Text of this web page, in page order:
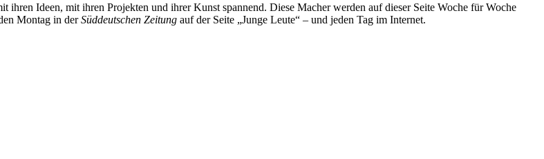
Ideen, mit ihren Projekten und ihrer Kunst spannend. Diese Macher werden auf dieser Seite Woche für Woche
Montag in derSüddeutschen Zeitung auf der Seite „Junge Leute“ – und jeden Tag im Internet.